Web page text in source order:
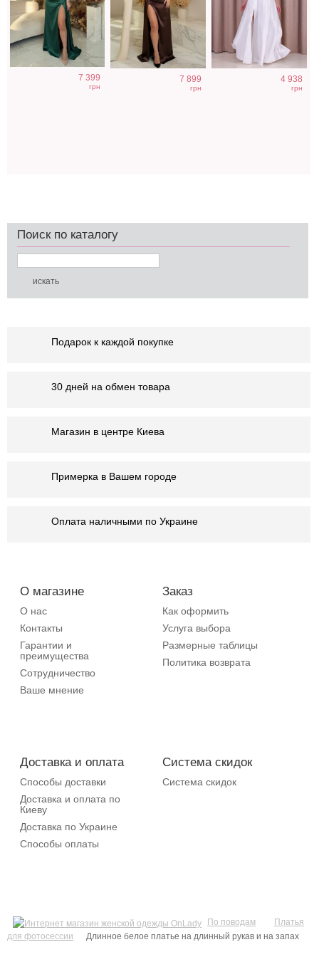
7 399
грн
7 899
грн
4 938
грн
Поиск по каталогу
Подарок к каждой покупке
30 дней на обмен товара
Магазин в центре Киева
Примерка в Вашем городе
Оплата наличными по Украине
О магазине
О нас
Контакты
Гарантии и
преимущества
Сотрудничество
Ваше мнение
Заказ
Как оформить
Услуга выбора
Размерные таблицы
Политика возврата
Доставка и оплата
Способы доставки
Доставка и оплата по
Киеву
Доставка по Украине
Способы оплаты
Система скидок
Система скидок
По поводам
Платья
для фотосессии
Длинное белое платье на длинный рукав и на запах